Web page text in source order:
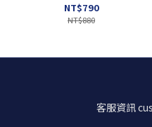
NT$790
NT$880
客服資訊